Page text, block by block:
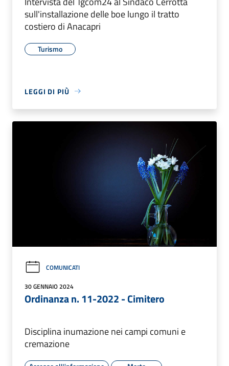
sull'installazione delle boe lungo il tratto
costiero di Anacapri
Turismo
LEGGI DI PIÙ
COMUNICATI
30 GENNAIO 2024
Ordinanza n. 11-2022 - Cimitero
Disciplina inumazione nei campi comuni e
cremazione